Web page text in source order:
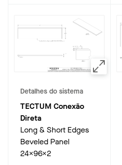
Detalhes do sistema
TECTUM Conexão
Direta
Long & Short Edges
Beveled Panel
24x96x2